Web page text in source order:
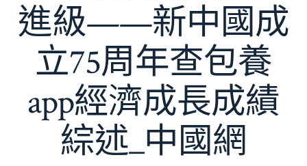
進級——新中國成
立75周年查包養
app經濟成長成績
綜述_中國網